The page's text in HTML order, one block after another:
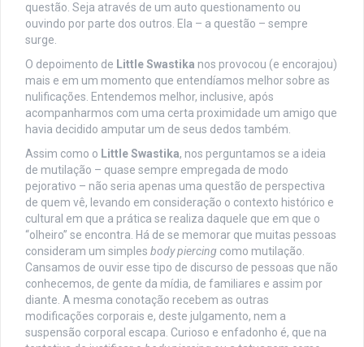
questão. Seja através de um auto questionamento ou
ouvindo por parte dos outros. Ela – a questão – sempre
surge.
O depoimento de Little Swastika nos provocou (e encorajou)
mais e em um momento que entendíamos melhor sobre as
nulificações. Entendemos melhor, inclusive, após
acompanharmos com uma certa proximidade um amigo que
havia decidido amputar um de seus dedos também.
Assim como o Little Swastika, nos perguntamos se a ideia
de mutilação – quase sempre empregada de modo
pejorativo – não seria apenas uma questão de perspectiva
de quem vê, levando em consideração o contexto histórico e
cultural em que a prática se realiza daquele que em que o
“olheiro” se encontra. Há de se memorar que muitas pessoas
consideram um simples body piercing como mutilação.
Cansamos de ouvir esse tipo de discurso de pessoas que não
conhecemos, de gente da mídia, de familiares e assim por
diante. A mesma conotação recebem as outras
modificações corporais e, deste julgamento, nem a
suspensão corporal escapa. Curioso e enfadonho é, que na